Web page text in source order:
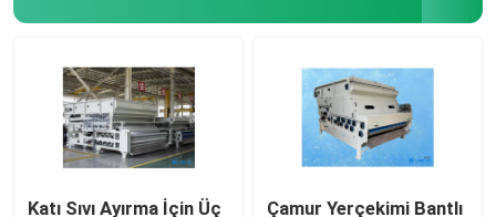
Katı Sıvı Ayırma İçin Üç
Çamur Yerçekimi Bantlı